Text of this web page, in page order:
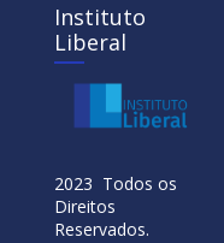
Instituto
Liberal
2023 Todos os
Direitos
Reservados.